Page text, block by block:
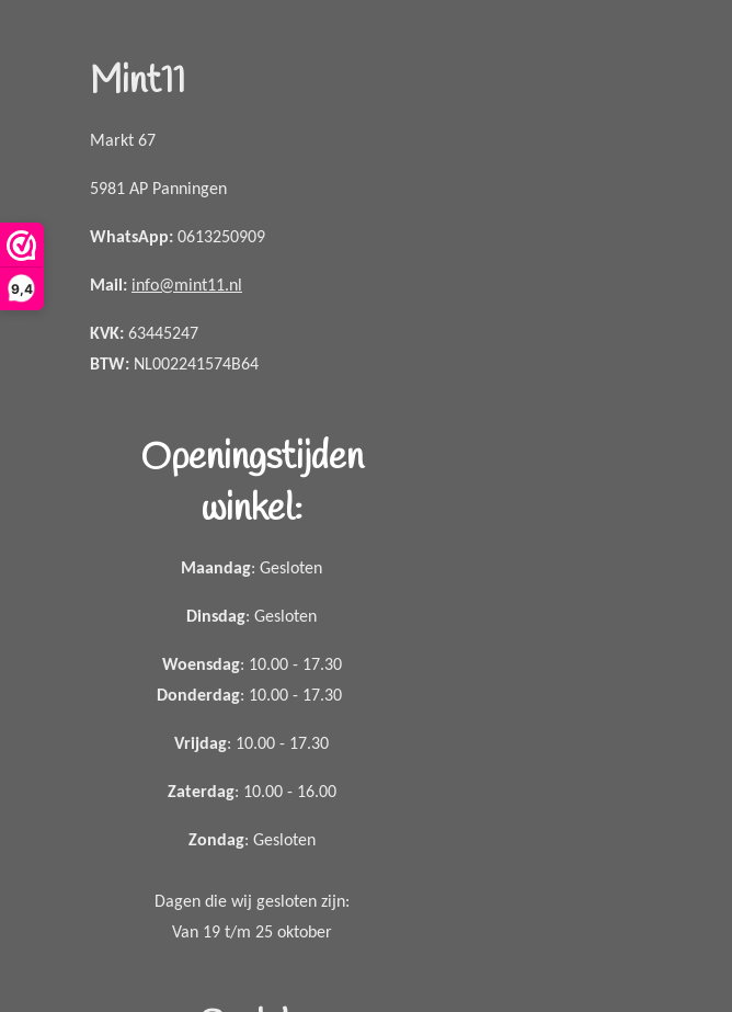
9,4
Mint11
Markt 67
5981 AP Panningen
WhatsApp: 0613250909
Mail: info@mint11.nl
KVK: 63445247
BTW: NL002241574B64
Openingstijden
winkel:
Maandag: Gesloten
Dinsdag: Gesloten
Woensdag: 10.00 - 17.30
Donderdag: 10.00 - 17.30
Vrijdag: 10.00 - 17.30
Zaterdag: 10.00 - 16.00
Zondag: Gesloten
Dagen die wij gesloten zijn:
Van 19 t/m 25 oktober